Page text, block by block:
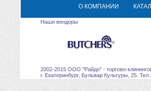
О КОМПАНИИ
Наши вендоры
2002-2015 ООО "Райдо" - торгово-
г. Екатеринбург, Бульвар Культуры, 25.